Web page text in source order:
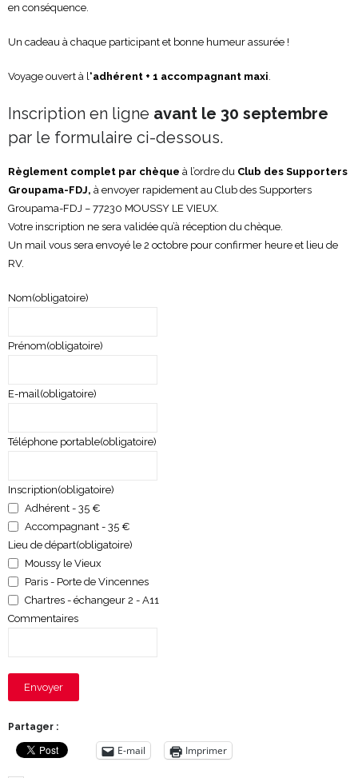
en conséquence.
Un cadeau à chaque participant et bonne humeur assurée !
Voyage ouvert à l‘adhérent + 1 accompagnant maxi.
Inscription en ligne avant le 30 septembre
par le formulaire ci-dessous.
Règlement complet par chèque à l’ordre du Club des Supporters
Groupama-FDJ, à envoyer rapidement au Club des Supporters
Groupama-FDJ – 77230 MOUSSY LE VIEUX.
Votre inscription ne sera validée qu’à réception du chèque.
Un mail vous sera envoyé le 2 octobre pour confirmer heure et lieu de
RV.
Nom(obligatoire)
Prénom(obligatoire)
E-mail(obligatoire)
Téléphone portable(obligatoire)
Inscription(obligatoire)
Adhérent - 35 €
Accompagnant - 35 €
Lieu de départ(obligatoire)
Moussy le Vieux
Paris - Porte de Vincennes
Chartres - échangeur 2 - A11
Commentaires
Envoyer
Partager :
E-mail Imprimer